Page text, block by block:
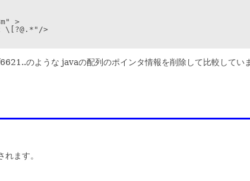
>
\[?@.*"/>
のような javaの配列のポインタ情報を削除して比較していま
ます。